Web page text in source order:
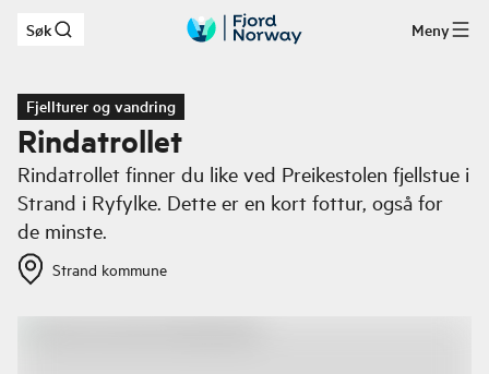
Hopp til hovedinnhold
Søk Meny
Fjellturer og vandring
Rindatrollet
Rindatrollet finner du like ved Preikestolen fjellstue i
Strand i Ryfylke. Dette er en kort fottur, også for
de minste.
Strand kommune